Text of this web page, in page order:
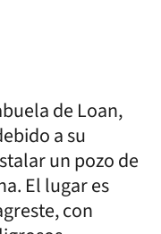
de Loan,
a su
un pozo de
El lugar es
con